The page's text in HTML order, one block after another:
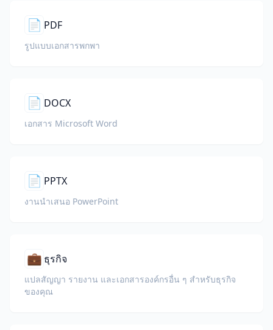
📄 PDF
รูปแบบเอกสารพกพา
📄 DOCX
เอกสาร Microsoft Word
📄 PPTX
งานนำเสนอ PowerPoint
💼 ธุรกิจ
แปลสัญญา รายงาน และเอกสารองค์กรอื่น ๆ สำหรับธุรกิจ
ของคุณ